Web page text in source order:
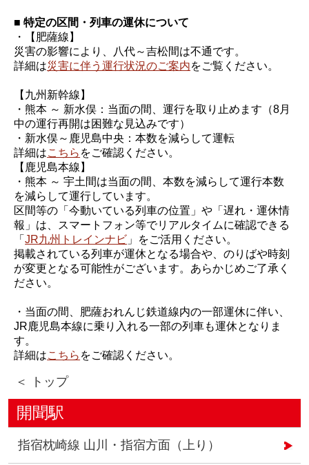
■ 特定の区間・列車の運休について
・【肥薩線】
災害の影響により、八代～吉松間は不通です。
詳細は災害に伴う運行状況のご案内をご覧ください。
【九州新幹線】
・熊本 ～ 新水俣：当面の間、運行を取り止めます（8月
中の運行再開は困難な見込みです）
・新水俣～鹿児島中央：本数を減らして運転
詳細はこちら をご確認ください。
【鹿児島本線】
・熊本 ～ 宇土間は当面の間、本数を減らして運行本数
を減らして運行しています。
区間等の「今動いている列車の位置」や「遅れ・運休情
報」は、スマートフォン等でリアルタイムに確認できる
「JR九州トレインナビ 」をご活用ください。
掲載されている列車が運休となる場合や、のりばや時刻
が変更となる可能性がございます。あらかじめご了承く
ださい。
・当面の間、肥薩おれんじ鉄道線内の一部運休に伴い、
JR鹿児島本線に乗り入れる一部の列車も運休となりま
す。
詳細はこちら をご確認ください。
＜ トップ
開聞駅
指宿枕崎線 山川・指宿方面（上り）